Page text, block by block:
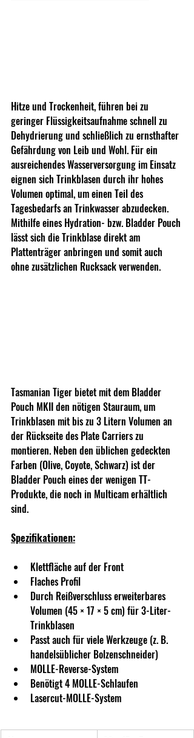
Hitze und Trockenheit, führen bei zu
geringer Flüssigkeitsaufnahme schnell zu
Dehydrierung und schließlich zu ernsthafter
Gefährdung von Leib und Wohl. Für ein
ausreichendes Wasserversorgung im Einsatz
eignen sich Trinkblasen durch ihr hohes
Volumen optimal, um einen Teil des
Tagesbedarfs an Trinkwasser abzudecken.
Mithilfe eines Hydration- bzw. Bladder Pouch
lässt sich die Trinkblase direkt am
Plattenträger anbringen und somit auch
ohne zusätzlichen Rucksack verwenden.
Tasmanian Tiger bietet mit dem Bladder
Pouch MKII den nötigen Stauraum, um
Trinkblasen mit bis zu 3 Litern Volumen an
der Rückseite des Plate Carriers zu
montieren. Neben den üblichen gedeckten
Farben (Olive, Coyote, Schwarz) ist der
Bladder Pouch eines der wenigen TT-
Produkte, die noch in Multicam erhältlich
sind.
Spezifikationen:
Klettfläche auf der Front
Flaches Profil
Durch Reißverschluss erweiterbares
Volumen (45 × 17 × 5 cm) für 3-Liter-
Trinkblasen
Passt auch für viele Werkzeuge (z. B.
handelsüblicher Bolzenschneider)
MOLLE-Reverse-System
Benötigt 4 MOLLE-Schlaufen
Lasercut-MOLLE-System